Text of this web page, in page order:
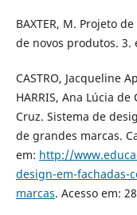
BAXTER, M. Projeto
de novos produtos. 3.
CASTRO, Jacqueline
HARRIS, Ana Lúcia
Cruz. Sistema de
de grandes marcas.
em: http://
design-em-fachadas-
marcas. Acesso em: